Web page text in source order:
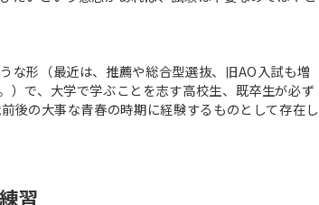
な形（最近は、推薦や総合型選抜、旧AO入試も増
）で、大学で学ぶことを志す高校生、既卒生が必ず
後の大事な青春の時期に経験するものとして存在し
習